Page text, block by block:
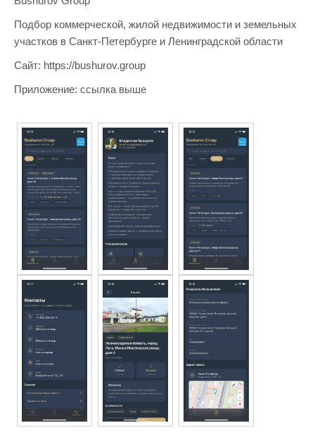
Подбор коммерческой, жилой недвижимости и земельных
участков в Санкт-Петербурге и Ленинградской области
Сайт: https://bushurov.group
Приложение: ссылка выше